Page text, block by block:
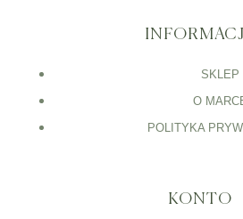
SKLEP
O
POLITYKA
KONTO